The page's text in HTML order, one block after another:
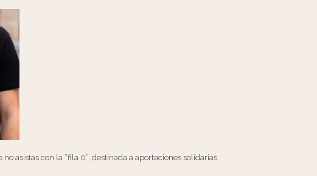
asistas con la “fila 0”, destinada a aportaciones solidarias.